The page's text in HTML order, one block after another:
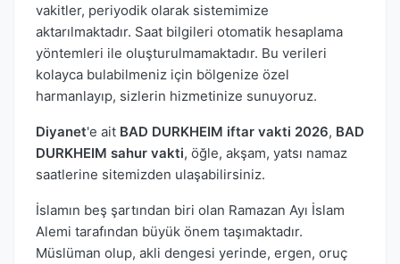
vakitler, periyodik olarak sistemimize
aktarılmaktadır. Saat bilgileri otomatik hesaplama
yöntemleri ile oluşturulmamaktadır. Bu verileri
kolayca bulabilmeniz için bölgenize özel
harmanlayıp, sizlerin hizmetinize sunuyoruz.
Diyanet'e ait BAD DURKHEIM iftar vakti 2026, BAD
DURKHEIM sahur vakti, öğle, akşam, yatsı namaz
saatlerine sitemizden ulaşabilirsiniz.
İslamın beş şartından biri olan Ramazan Ayı İslam
Alemi tarafından büyük önem taşımaktadır.
Müslüman olup, akli dengesi yerinde, ergen, oruç